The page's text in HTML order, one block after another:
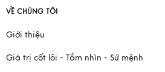
VỀ CHÚNG TÔI
Giới thiệu
Giá trị cốt lõi - Tầm nhìn - Sứ mệnh